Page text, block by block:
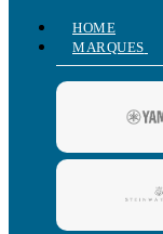
HOME
MARQUES